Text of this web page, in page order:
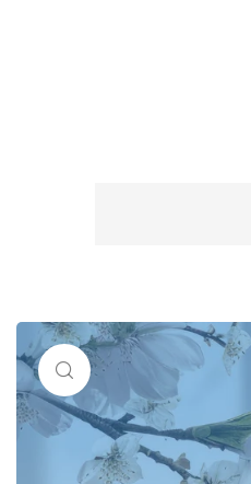
Click to enlarge